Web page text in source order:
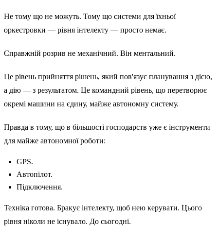
Не тому що не можуть. Тому що системи для їхньої
оркестровки — рівня інтелекту — просто немає.
Справжній розрив не механічний. Він ментальний.
Це рівень прийняття рішень, який пов'язує планування з дією,
а дію — з результатом. Це командний рівень, що перетворює
окремі машини на єдину, майже автономну систему.
Правда в тому, що в більшості господарств уже є інструменти
для майже автономної роботи:
GPS.
Автопілот.
Підключення.
Техніка готова. Бракує інтелекту, щоб нею керувати. Цього
рівня ніколи не існувало. До сьогодні.